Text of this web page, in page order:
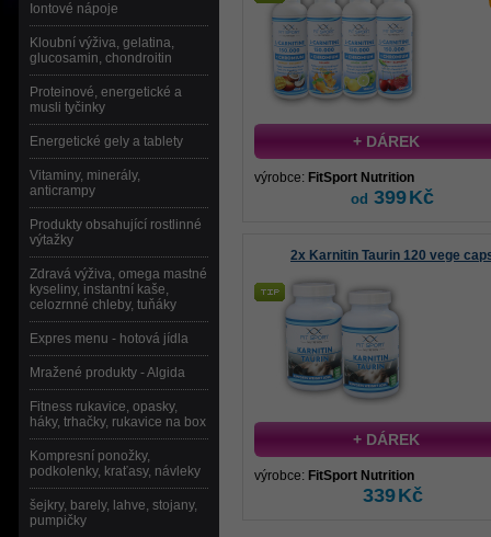
+ DÁREK
výrobce: FitSport Nutrition
od 399Kč
2x Karnitin Taurin 120 vege
+ DÁREK
výrobce: FitSport Nutrition
339Kč
Iontové nápoje
Kloubní výživa, gelatina,
glucosamin, chondroitin
Proteinové, energetické a
musli tyčinky
Energetické gely a tablety
Vitaminy, minerály,
anticrampy
Produkty obsahující rostlinné
výtažky
Zdravá výživa, omega mastné
kyseliny, instantní kaše,
celozrnné chleby, tuňáky
Expres menu - hotová jídla
Mražené produkty - Algida
Fitness rukavice, opasky,
háky, trhačky, rukavice na box
Kompresní ponožky,
podkolenky, kraťasy, návleky
šejkry, barely, lahve, stojany,
pumpičky